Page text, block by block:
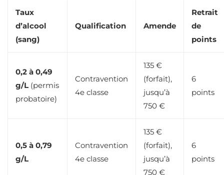
Taux
d’alcool
(sang)
Qualification Amende
Retrait
de
points
0,2 à 0,49
g/L (permis
probatoire)
Contravention
4e classe
135 €
(forfait),
jusqu’à
750 €
6
points
0,5 à 0,79
g/L
Contravention
4e classe
135 €
(forfait),
jusqu’à
750 €
6
points